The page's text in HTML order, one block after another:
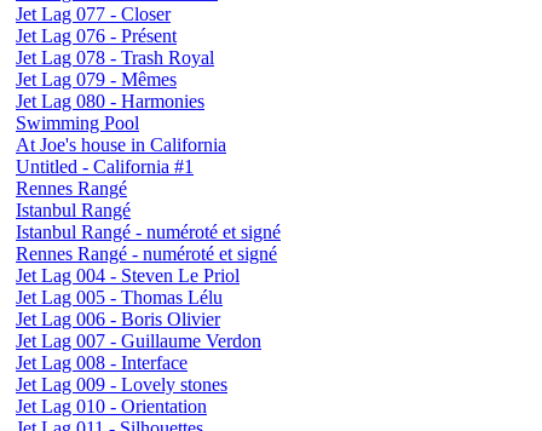
Jet Lag 077 - Closer
Jet Lag 076 - Présent
Jet Lag 078 - Trash Royal
Jet Lag 079 - Mêmes
Jet Lag 080 - Harmonies
Swimming Pool
At Joe's house in California
Untitled - California #1
Rennes Rangé
Istanbul Rangé
Istanbul Rangé - numéroté et signé
Rennes Rangé - numéroté et signé
Jet Lag 004 - Steven Le Priol
Jet Lag 005 - Thomas Lélu
Jet Lag 006 - Boris Olivier
Jet Lag 007 - Guillaume Verdon
Jet Lag 008 - Interface
Jet Lag 009 - Lovely stones
Jet Lag 010 - Orientation